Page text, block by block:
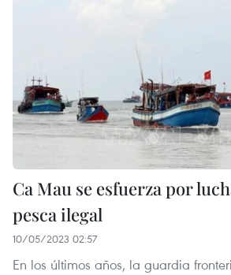
Ca Mau se esfuerza por
pesca ilegal
10/05/2023 02:57
En los últimos años, la guardia